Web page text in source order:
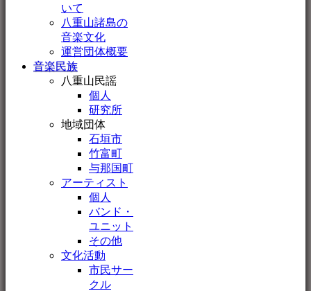
いて
八重山諸島の
音楽文化
運営団体概要
音楽民族
八重山民謡
個人
研究所
地域団体
石垣市
竹富町
与那国町
アーティスト
個人
バンド・
ユニット
その他
文化活動
市民サー
クル